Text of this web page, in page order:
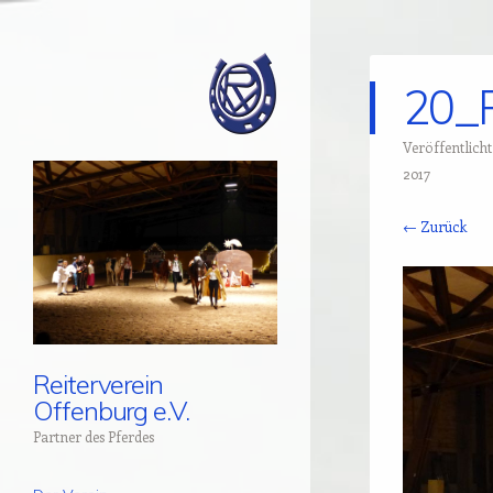
Reiterverein
Offenburg e.V.
Partner des Pferdes
Menü
Veröffentlicht
2017
← Zurück